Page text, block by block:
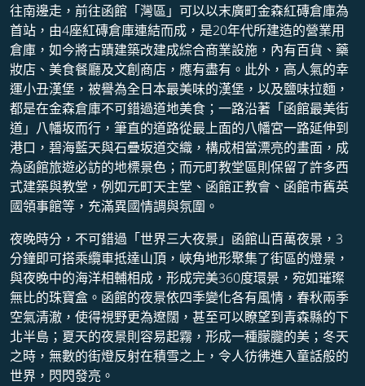
往南邊走，前往函館「灣區」可以以末廣町金森紅磚倉庫為
首站，由4座紅磚倉庫連結而成，是20年代所建造的營業用
倉庫，如今將古蹟建築改建成綜合商業設施，內有百貨、藥
妝店、美食餐廳及文創商店，應有盡有。此外，高人氣的幸
運小丑漢堡，被譽為全日本最美味的漢堡，以及鹽味拉麵，
都是在金森倉庫不可錯過道地美食；一路沿著「函館最美街
道」八幡坂而行，筆直的道路從最上面的八幡宮一路延伸到
港口，碧海藍天與石疊坂道交織，構成相當漂亮的畫面，成
為函館旅遊必訪的地標景色；而元町教堂區則保留了許多西
式建築與教堂，例如元町天主堂、函館正教會、函館市舊英
國領事館等，充滿異國情調與氛圍。
夜晚時分，不可錯過「世界三大夜景」函館山百萬夜景，3
分鐘即可搭乘纜車抵達山頂，峽角地形聚集了街區的燈景，
與夜晚中的海洋相輔相成，形成完美360度環景，宛如璀璨
無比的珠寶盒。函館的夜景依四季變化各有風情，春秋兩季
空氣清澈，使得視野更為遼闊，甚至可以瞭望到青森縣的下
北半島；夏天的夜景則容易起霧，形成一種朦朧的美；冬天
之時，無數的街燈反射在積雪之上，令人彷彿進入童話般的
世界，閃閃發亮。